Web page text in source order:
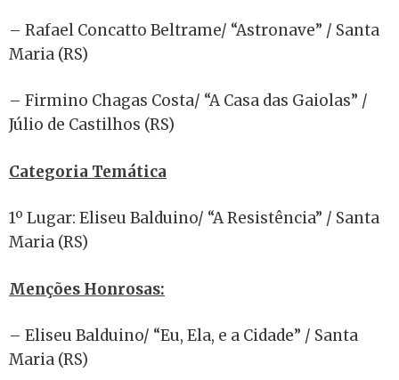
– Rafael Concatto Beltrame/ “Astronave” / Santa
Maria (RS)
– Firmino Chagas Costa/ “A Casa das Gaiolas” /
Júlio de Castilhos (RS)
Categoria Temática
1º Lugar: Eliseu Balduino/ “A Resistência” / Santa
Maria (RS)
Menções Honrosas:
– Eliseu Balduino/ “Eu, Ela, e a Cidade” / Santa
Maria (RS)